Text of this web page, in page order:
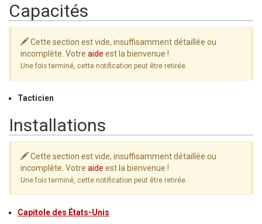
Capacités
Cette section est vide, insuffisamment détaillée ou
incomplète. Votre aide est la bienvenue !
Une fois terminé, cette notification peut être retirée.
Tacticien
Installations
Cette section est vide, insuffisamment détaillée ou
incomplète. Votre aide est la bienvenue !
Une fois terminé, cette notification peut être retirée.
Capitole des États-Unis